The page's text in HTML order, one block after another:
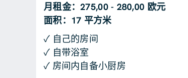
月租金：275,00 - 280,00 欧元
面积：17 平方米
✓ 自己的房间
✓ 自带浴室
✓ 房间内自备小厨房